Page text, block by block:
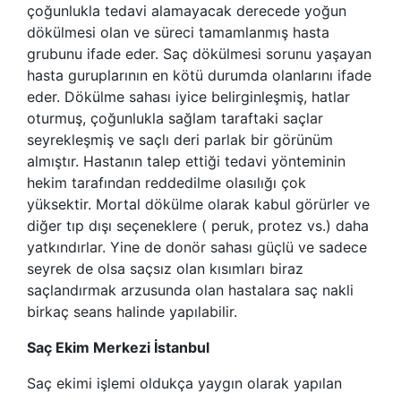
çoğunlukla tedavi alamayacak derecede yoğun
dökülmesi olan ve süreci tamamlanmış hasta
grubunu ifade eder. Saç dökülmesi sorunu yaşayan
hasta guruplarının en kötü durumda olanlarını ifade
eder. Dökülme sahası iyice belirginleşmiş, hatlar
oturmuş, çoğunlukla sağlam taraftaki saçlar
seyrekleşmiş ve saçlı deri parlak bir görünüm
almıştır. Hastanın talep ettiği tedavi yönteminin
hekim tarafından reddedilme olasılığı çok
yüksektir. Mortal dökülme olarak kabul görürler ve
diğer tıp dışı seçeneklere ( peruk, protez vs.) daha
yatkındırlar. Yine de donör sahası güçlü ve sadece
seyrek de olsa saçsız olan kısımları biraz
saçlandırmak arzusunda olan hastalara saç nakli
birkaç seans halinde yapılabilir.
Saç Ekim Merkezi İstanbul
Saç ekimi işlemi oldukça yaygın olarak yapılan